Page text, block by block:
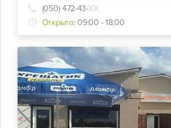
(050) 472-43-ХХ
Открыто: 09:00 - 18:00